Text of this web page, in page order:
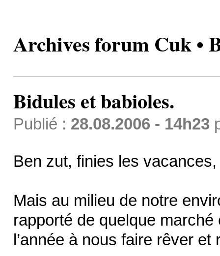
Archives forum Cuk •
Bidules et babioles.
Publié : 28.08.2006 - 14h23
Ben zut, finies les
Mais au milieu de notre
rapporté de quelque
l’année à nous faire rêver